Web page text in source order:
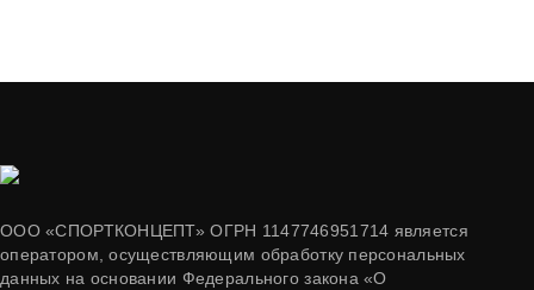
ООО «СПОРТКОНЦЕПТ» ОГРН 1147746951714 является
оператором, осуществляющим обработку персональных
данных на основании Федерального закона «О